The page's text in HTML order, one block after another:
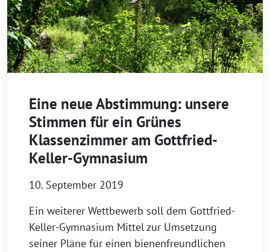
Eine neue Abstimmung: unsere
Stimmen für ein Grünes
Klassenzimmer am Gottfried-
Keller-Gymnasium
10. September 2019
Ein weiterer Wettbewerb soll dem Gottfried-
Keller-Gymnasium Mittel zur Umsetzung
seiner Pläne für einen bienenfreundlichen